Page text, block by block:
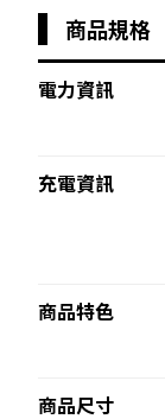
商品規格
電力資訊
充電資訊
商品特色
商品尺寸